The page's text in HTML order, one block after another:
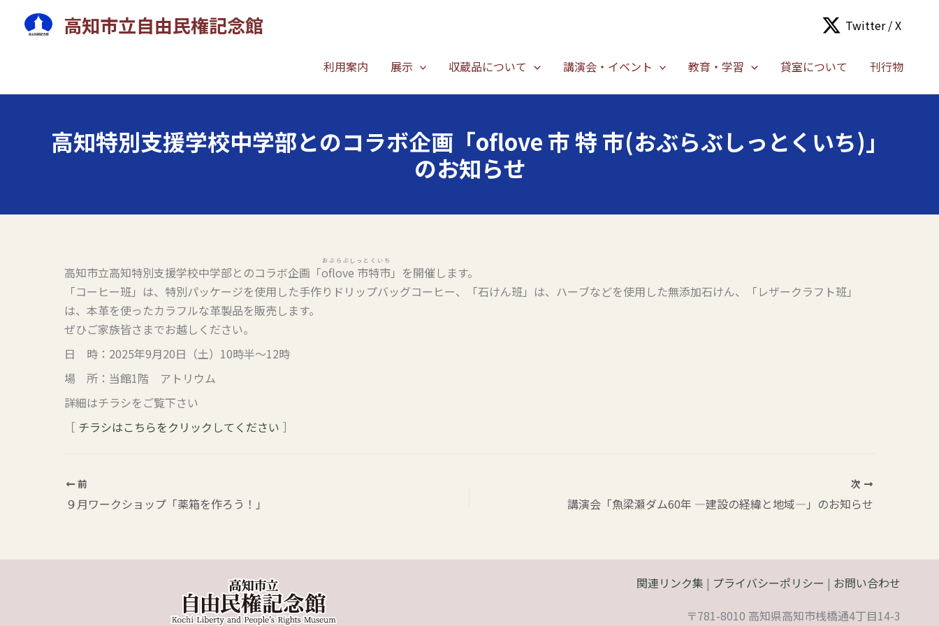
高知市立自由民権記念館 Twitter / X
利用案内 展示 収蔵品について 講演会・イベント 教育・学習 貸室について 刊行物
高知特別支援学校中学部とのコラボ企画「oflove 市 特 市(おぶらぶしっとくいち)」
のお知らせ
高知市立高知特別支援学校中学部とのコラボ企画「oflove 市特市
おぶらぶしっとくいち
」を開催します。
「コーヒー班」は、特別パッケージを使用した手作りドリップバッグコーヒー、「石けん班」は、ハーブなどを使用した無添加石けん、「レザークラフト班」
は、本革を使ったカラフルな革製品を販売します。
ぜひご家族皆さまでお越しください。
日 時：2025年9月20日（土）10時半〜12時
場 所：当館1階 アトリウム
詳細はチラシをご覧下さい
［ チラシはこちらをクリックしてください ］
前
９月ワークショップ「薬箱を作ろう！」
次
講演会「魚梁瀬ダム60年 ―建設の経緯と地域―」のお知らせ
関連リンク集 | プライバシーポリシー | お問い合わせ
〒781-8010 高知県高知市桟橋通4丁目14-3